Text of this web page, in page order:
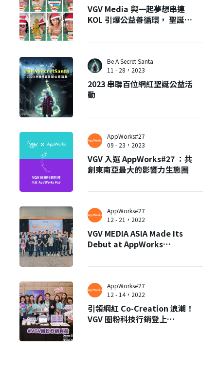
VGV Media 與一起夢想串連
KOL 引爆公益善循環， 聖誕之
Be A Secret Santa
11 - 28，2023
2023 串聯百位網紅聖誕公益活
動
AppWorks#27
09 - 23，2023
VGV 入選 AppWorks#27 ：共
創東南亞最大的影響力生態圈
AppWorks#27
12 - 21，2022
VGV MEDIA ASIA Made Its
Debut at AppWorks
Startup Showcase
AppWorks#27
12 - 14，2022
引領網紅 Co-Creation 浪潮！
VGV 圈粉科技行銷登上
台